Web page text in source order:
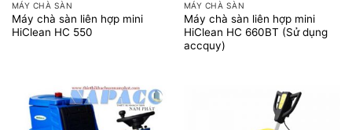
MÁY CHÀ SÀN
Máy chà sàn liên hợp mini
HiClean HC 550
MÁY CHÀ SÀN
Máy chà sàn liên hợp mini
HiClean HC 660BT (Sử dụng
accquy)